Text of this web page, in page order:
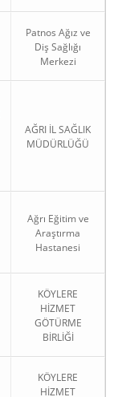
Patnos Ağız ve
Diş Sağlığı
Merkezi
AĞRI İL SAĞLIK
MÜDÜRLÜĞÜ
Ağrı Eğitim ve
Araştırma
Hastanesi
KÖYLERE
HİZMET
GÖTÜRME
BİRLİĞİ
KÖYLERE
HİZMET